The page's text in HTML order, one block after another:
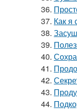
36.
37. Как я
38.
39.
40.
41.
42.
43.
44.